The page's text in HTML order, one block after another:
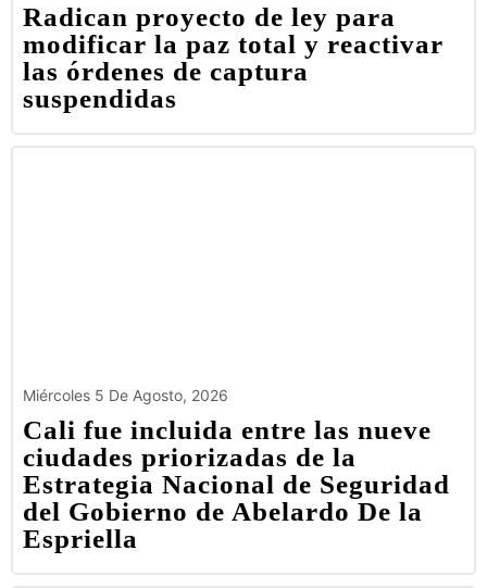
Radican proyecto de ley para
modificar la paz total y reactivar
las órdenes de captura
suspendidas
Miércoles 5 De Agosto, 2026
Cali fue incluida entre las nueve
ciudades priorizadas de la
Estrategia Nacional de Seguridad
del Gobierno de Abelardo De la
Espriella